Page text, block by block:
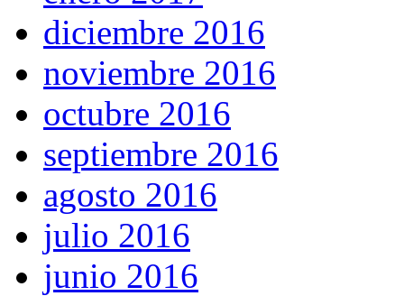
diciembre 2016
noviembre 2016
octubre 2016
septiembre 2016
agosto 2016
julio 2016
junio 2016